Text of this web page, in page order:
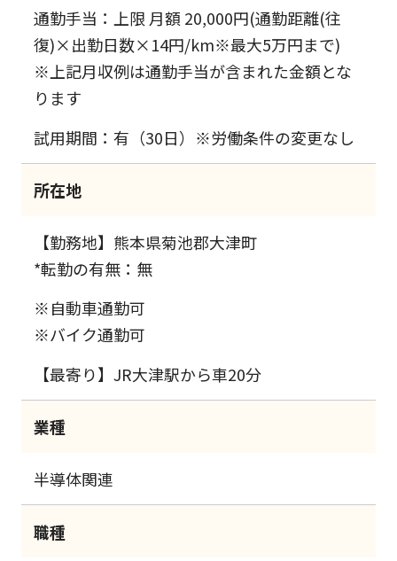
通勤手当：上限 月額 20,000円(通勤距離(往
復)×出勤日数×14円/km※最大5万円まで)
※上記月収例は通勤手当が含まれた金額とな
ります
試用期間：有（30日）※労働条件の変更なし
所在地
【勤務地】熊本県菊池郡大津町
*転勤の有無：無
※自動車通勤可
※バイク通勤可
【最寄り】JR大津駅から車20分
業種
半導体関連
職種